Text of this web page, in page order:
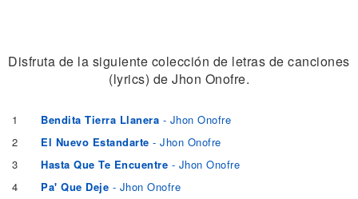
Disfruta de la siguiente colección de letras de canciones
(lyrics) de Jhon Onofre.
1 Bendita Tierra Llanera - Jhon Onofre
2
El Nuevo Estandarte - Jhon Onofre
3
Hasta Que Te Encuentre - Jhon Onofre
4
Pa' Que Deje - Jhon Onofre